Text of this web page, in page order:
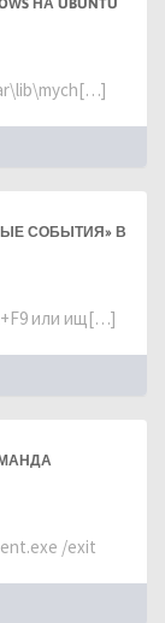
СОБЫТИЯ» В
или ищ[…]
/exit